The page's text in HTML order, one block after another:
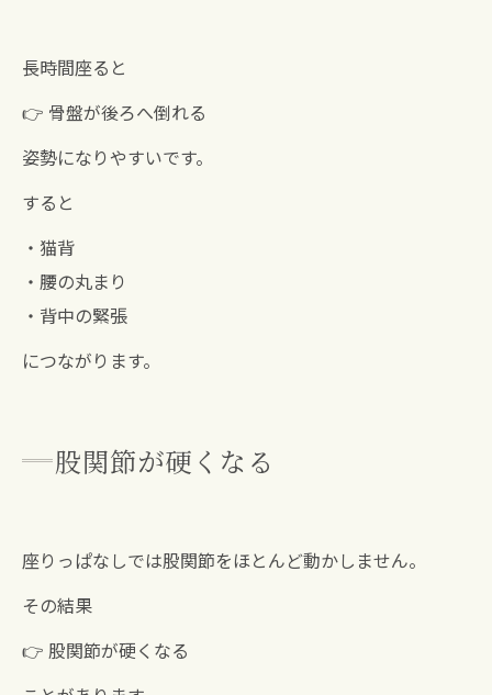
長時間座ると
👉 骨盤が後ろへ倒れる
姿勢になりやすいです。
すると
・猫背
・腰の丸まり
・背中の緊張
につながります。
股関節が硬くなる
座りっぱなしでは股関節をほとんど動かしません。
その結果
👉 股関節が硬くなる